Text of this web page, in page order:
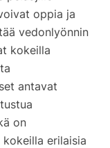
oppia ja
vedonlyönnin
kokeilla
antavat
on
erilaisia